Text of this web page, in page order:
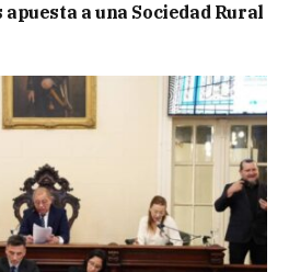
a una Sociedad Rural